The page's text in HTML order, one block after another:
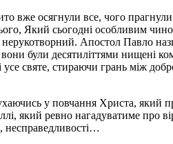
вже осягнули все, чого
Який сьогодні особливим
Апостол Павло
були десятиліттями
святе, стираючи грань між
у повчання Христа, який
який ревно нагадуватиме про
несправедливості…